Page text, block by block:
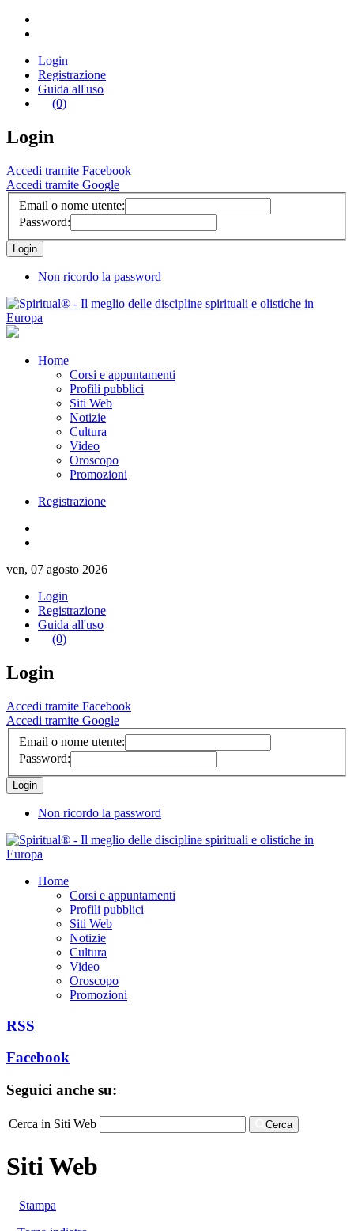
Login
Registrazione
Guida all'uso
(0)
Login
Accedi tramite Facebook
Accedi tramite Google
Email o nome utente:
Password:
Non ricordo la password
Home
Corsi e appuntamenti
Profili pubblici
Siti Web
Notizie
Cultura
Video
Oroscopo
Promozioni
Registrazione
ven, 07 agosto 2026
Login
Registrazione
Guida all'uso
(0)
Login
Accedi tramite Facebook
Accedi tramite Google
Email o nome utente:
Password:
Non ricordo la password
Home
Corsi e appuntamenti
Profili pubblici
Siti Web
Notizie
Cultura
Video
Oroscopo
Promozioni
RSS
Facebook
Seguici anche su:
Cerca in Siti Web Cerca
Siti Web
Stampa